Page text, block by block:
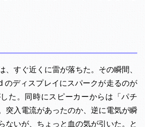
、すぐ近くに雷が落ちた。その瞬間、
のディスプレイにスパークが走るのが
た。同時にスピーカーからは「パチ
突入電流があったのか、逆に電気が瞬
ないが、ちょっと血の気が引いた。と